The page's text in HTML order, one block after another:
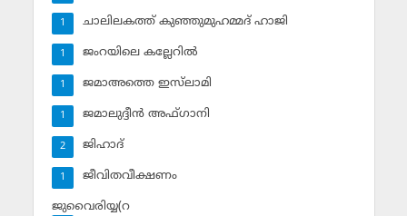
ചാലിലകത്ത് കുഞ്ഞുമുഹമ്മദ് ഹാജി
1
ജംറയിലെ കല്ലേറില്‍
1
ജമാഅത്തെ ഇസ്‌ലാമി
1
ജമാലുദ്ദീന്‍ അഫ്ഗാനി
1
ജിഹാദ്‌
2
ജീവിതവീക്ഷണം
1
ജുവൈരിയ്യ(റ